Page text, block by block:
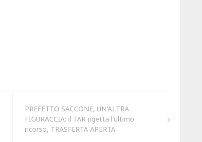
PREFETTO SACCONE, UN'ALTRA
FIGURACCIA: il TAR rigetta l'ultimo
ricorso, TRASFERTA APERTA